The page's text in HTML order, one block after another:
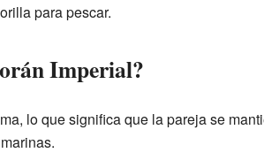
para pescar.
Imperial?
lo que significa que la pareja se